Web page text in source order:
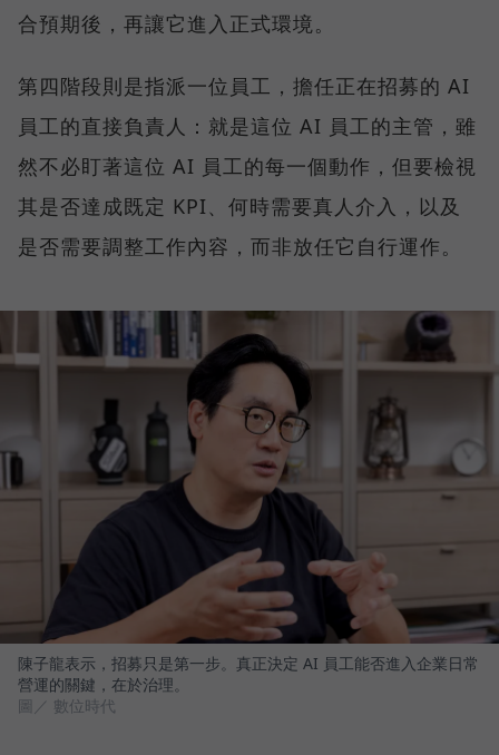
合預期後，再讓它進入正式環境。
第四階段則是指派一位員工，擔任正在招募的 AI
員工的直接負責人：就是這位 AI 員工的主管，雖
然不必盯著這位 AI 員工的每一個動作，但要檢視
其是否達成既定 KPI、何時需要真人介入，以及
是否需要調整工作內容，而非放任它自行運作。
陳子龍表示，招募只是第一步。真正決定 AI 員工能否進入企業日常
營運的關鍵，在於治理。
圖／ 數位時代